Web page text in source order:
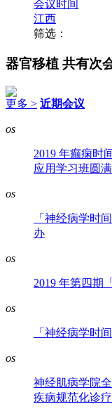
会议时间
江西
筛选：
器官移植 共有次
更多 > 近期会议
os
2019 年癫痫时
应用学习班圆
os
「神经病学时
办
os
2019 年第四期
os
「神经病学时
os
神经肌病学院
疾病规范化诊